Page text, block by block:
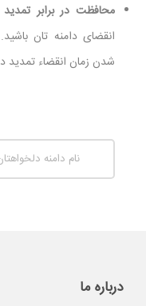
محافظت در برابر تمدید
انقضای دامنه تان
شدن زمان انقضاء تمدید
درباره ما